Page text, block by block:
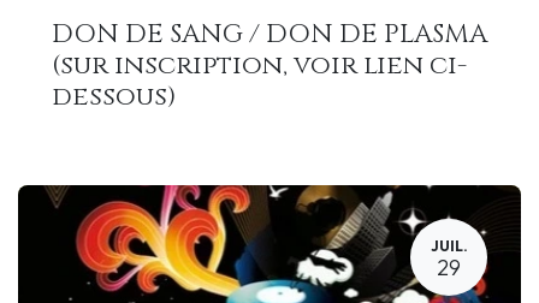
DON DE SANG / DON DE PLASMA
(sur inscription, voir lien ci-
dessous)
JUIL.
29